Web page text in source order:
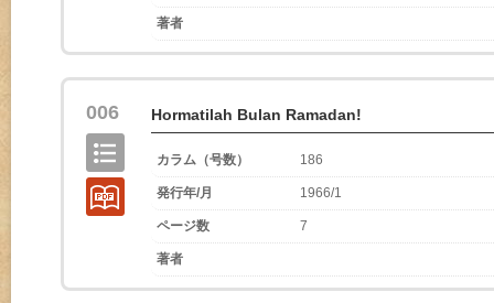
著者
006 Hormatilah Bulan Ramadan!
カラム（号数） 186
発行年/月 1966/1
ページ数 7
著者